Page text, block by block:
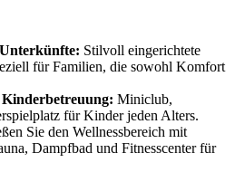
Stilvoll eingerichtete
für Familien, die sowohl Komfort
Kinderbetreuung: Miniclub,
für Kinder jeden Alters.
Sie den Wellnessbereich mit
Dampfbad und Fitnesscenter für